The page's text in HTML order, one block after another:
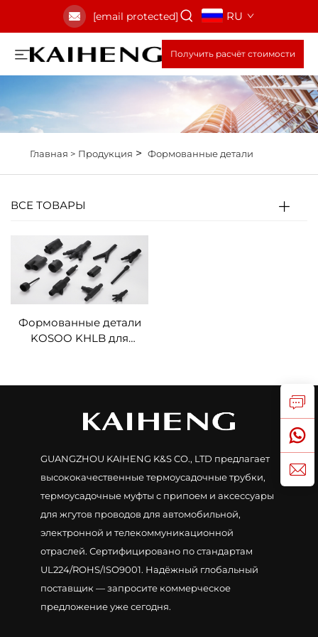
[email protected] RU
Получить расчёт стоимости
Главная > Продукция > Формованные детали
ВСЕ ТОВАРЫ
Формованные детали
KOSOO KHLB для
кабельные
GUANGZHOU KAIHENG K&S CO., LTD предлагает
высококачественные термоусадочные трубки,
термоусадочные муфты с припоем и аксессуары
для жгутов проводов для автомобильной,
электронной и телекоммуникационной
отраслей. Сертифицировано по стандартам
UL224/ROHS/ISO9001. Надёжный глобальный
поставщик — запросите коммерческое
предложение уже сегодня.